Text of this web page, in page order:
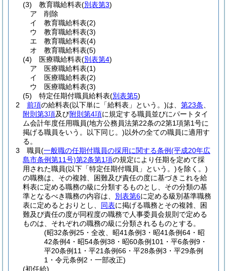
(3)
教育職給料表(別表第3)
ア
削除
イ
教育職給料表(2)
ウ
教育職給料表(3)
エ
教育職給料表(4)
オ
教育職給料表(5)
(4)
医療職給料表(別表第4)
ア
医療職給料表(1)
イ
医療職給料表(2)
ウ
医療職給料表(3)
(5)
特定任期付職員給料表(別表第5)
2
前項の給料表(以下単に「給料表」という。)は、 第23条
附則第3項及び附則第4項に規定する職員並びにパートタイ
ム会計年度任用職員(地方公務員法第22条の2第1項第1号に
掲げる職員をいう。以下同じ。)以外の全ての職員に適用す
る。
3
職員(一般職の任期付職員の採用に関する条例(平成20年広
島市条例第11号)第2条第1項の規定により任期を定めて採
用された職員(以下「特定任期付職員」という。)を除く。)
の職務は、その複雑、困難及び責任の度に基づきこれを給
料表に定める職務の級に分類するものとし、その分類の基
準となるべき職務の内容は、 別表第6に定める級別基準職務
表に定めるとおりとし、 同表に掲げる職務とその複雑、困
難及び責任の度が同程度の職務で人事委員会規則で定める
ものは、それぞれの職務の級に分類されるものとする。
(昭32条例25・全改、昭41条例3・昭41条例64・昭
42条例4・昭54条例38・昭60条例101・平6条例9・
平20条例11・平21条例66・平28条例3・平29条例
1・令元条例2・一部改正)
(初任給)